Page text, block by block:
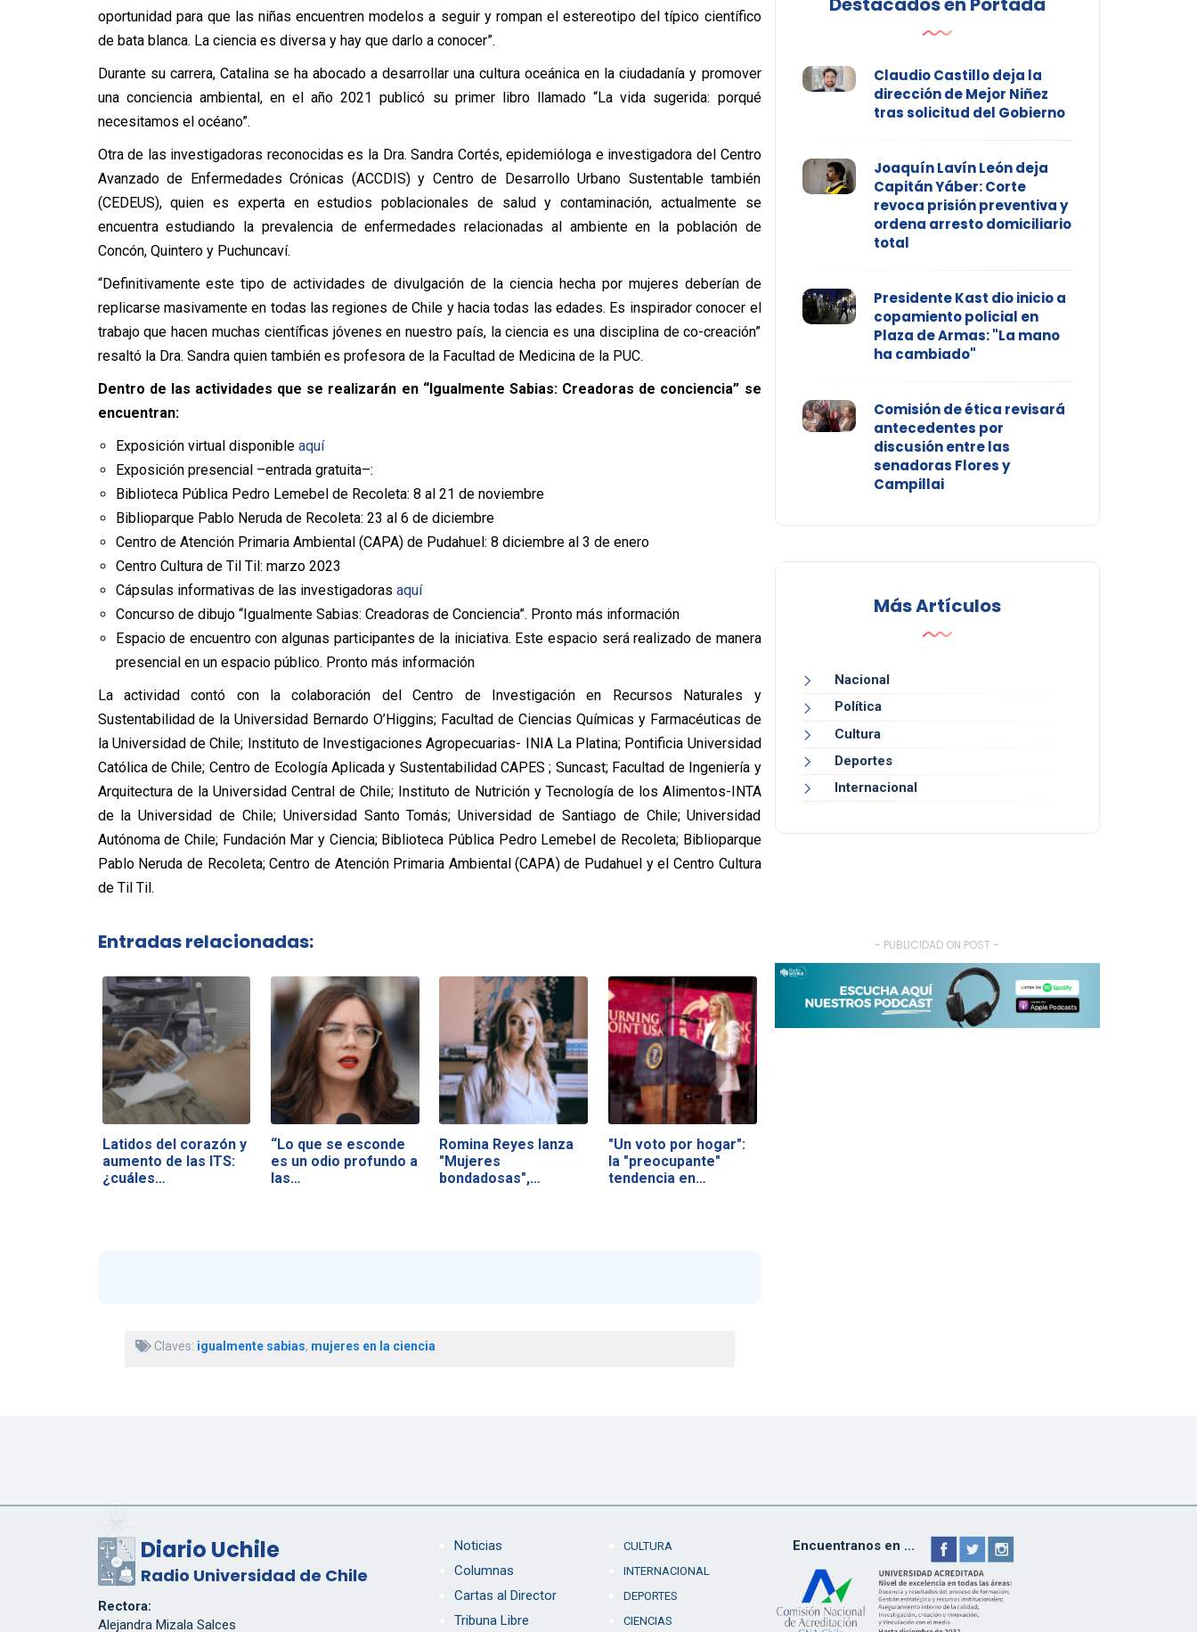
oportunidad para que las niñas encuentren modelos a seguir y rompan el estereotipo del típico científico
de bata blanca. La ciencia es diversa y hay que darlo a conocer”.
Durante su carrera, Catalina se ha abocado a desarrollar una cultura oceánica en la ciudadanía y promover
una conciencia ambiental, en el año 2021 publicó su primer libro llamado “La vida sugerida: porqué
necesitamos el océano”.
Otra de las investigadoras reconocidas es la Dra. Sandra Cortés, epidemióloga e investigadora del Centro
Avanzado de Enfermedades Crónicas (ACCDIS) y Centro de Desarrollo Urbano Sustentable también
(CEDEUS), quien es experta en estudios poblacionales de salud y contaminación, actualmente se
encuentra estudiando la prevalencia de enfermedades relacionadas al ambiente en la población de
Concón, Quintero y Puchuncaví.
“Definitivamente este tipo de actividades de divulgación de la ciencia hecha por mujeres deberían de
replicarse masivamente en todas las regiones de Chile y hacia todas las edades. Es inspirador conocer el
trabajo que hacen muchas científicas jóvenes en nuestro país, la ciencia es una disciplina de co-creación”
resaltó la Dra. Sandra quien también es profesora de la Facultad de Medicina de la PUC.
Dentro de las actividades que se realizarán en “Igualmente Sabias: Creadoras de conciencia” se
encuentran:
Exposición virtual disponible aquí
Exposición presencial –entrada gratuita–:
Biblioteca Pública Pedro Lemebel de Recoleta: 8 al 21 de noviembre
Biblioparque Pablo Neruda de Recoleta: 23 al 6 de diciembre
Centro de Atención Primaria Ambiental (CAPA) de Pudahuel: 8 diciembre al 3 de enero
Centro Cultura de Til Til: marzo 2023
Cápsulas informativas de las investigadoras aquí
Concurso de dibujo “Igualmente Sabias: Creadoras de Conciencia”. Pronto más información
Espacio de encuentro con algunas participantes de la iniciativa. Este espacio será realizado de manera
presencial en un espacio público. Pronto más información
La actividad contó con la colaboración del Centro de Investigación en Recursos Naturales y
Sustentabilidad de la Universidad Bernardo O’Higgins; Facultad de Ciencias Químicas y Farmacéuticas de
la Universidad de Chile; Instituto de Investigaciones Agropecuarias- INIA La Platina; Pontificia Universidad
Católica de Chile; Centro de Ecología Aplicada y Sustentabilidad CAPES ; Suncast; Facultad de Ingeniería y
Arquitectura de la Universidad Central de Chile; Instituto de Nutrición y Tecnología de los Alimentos-INTA
de la Universidad de Chile; Universidad Santo Tomás; Universidad de Santiago de Chile; Universidad
Autónoma de Chile; Fundación Mar y Ciencia; Biblioteca Pública Pedro Lemebel de Recoleta; Biblioparque
Pablo Neruda de Recoleta; Centro de Atención Primaria Ambiental (CAPA) de Pudahuel y el Centro Cultura
de Til Til.
Entradas relacionadas:
Latidos del corazón y
aumento de las ITS:
¿cuáles…
“Lo que se esconde
es un odio profundo a
las…
Romina Reyes lanza
"Mujeres
bondadosas",
"Un voto por hogar":
la "preocupante"
tendencia en…
Claves: igualmente sabias, mujeres en la ciencia
Claudio Castillo deja la
dirección de Mejor Niñez
tras solicitud del Gobierno
Joaquín Lavín León deja
Capitán Yáber: Corte
revoca prisión preventiva y
ordena arresto domiciliario
total
Presidente Kast dio inicio a
copamiento policial en
Plaza de Armas: "La mano
ha cambiado"
Comisión de ética revisará
antecedentes por
discusión entre las
senadoras Flores y
Campillai
Más Artículos
Nacional
Política
Cultura
Deportes
Internacional
- PUBLICIDAD ON POST -
Diario Uchile
Radio Universidad de Chile
Rectora:
Alejandra Mizala Salces
Noticias
Columnas
Cartas al Director
Tribuna Libre
CULTURA
INTERNACIONAL
DEPORTES
CIENCIAS
Encuentranos en ...